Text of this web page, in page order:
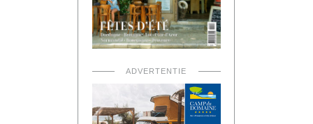
ADVERTENTIE